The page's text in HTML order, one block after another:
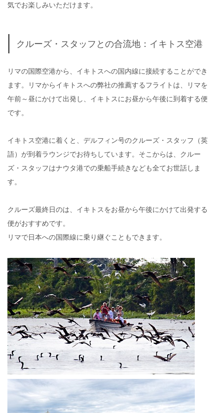
気でお楽しみいただけます。
クルーズ・スタッフとの合流地：イキトス空港
リマの国際空港から、イキトスへの国内線に接続することができ
ます。リマからイキトスへの弊社の推薦するフライトは、リマを
午前～昼にかけて出発し、イキトスにお昼から午後に到着する便
です。
イキトス空港に着くと、デルフィン号のクルーズ・スタッフ（英
語）が到着ラウンジでお待ちしています。そこからは、クルー
ズ・スタッフはナウタ港での乗船手続きなども全てお世話しま
す。
クルーズ最終日のは、イキトスをお昼から午後にかけて出発する
便がおすすめです。
リマで日本への国際線に乗り継ぐこともできます。